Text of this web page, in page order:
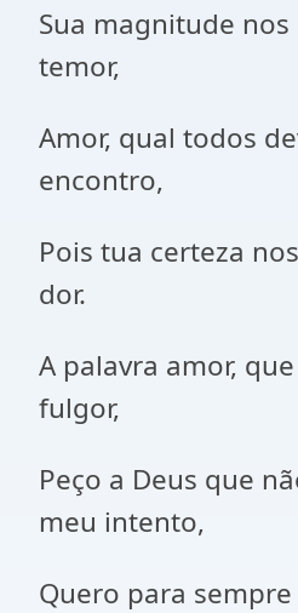
Sua magnitude
temor,
Amor, qual todos
encontro,
Pois tua certeza
dor.
A palavra amor,
fulgor,
Peço a Deus que
meu intento,
Quero para